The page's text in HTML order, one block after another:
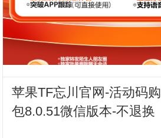
苹果TF忘川官网-活动码
包8.0.51微信版本-不退换